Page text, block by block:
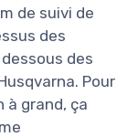
de suivi de
des
des
Pour
à grand, ça